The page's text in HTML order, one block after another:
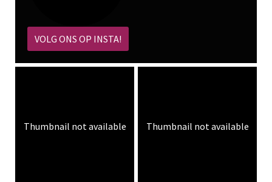
VOLG ONS OP INSTA!
Thumbnail not available Thumbnail not available